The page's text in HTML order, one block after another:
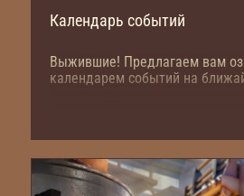
Календарь событий
Выжившие! Предлагаем вам
календарем событий на